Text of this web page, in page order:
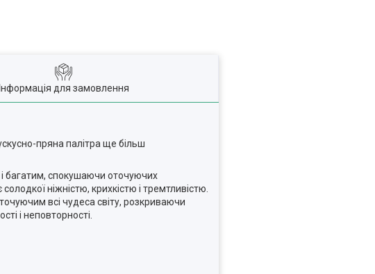
Інформація для замовлення
пряна палітра ще більш
багатим, спокушаючи оточуючих
ніжністю, крихкістю і тремтливістю.
всі чудеса світу, розкриваючи
і неповторності.